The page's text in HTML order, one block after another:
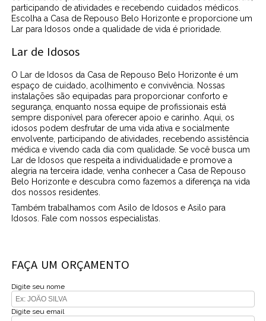
participando de atividades e recebendo cuidados médicos.
Escolha a Casa de Repouso Belo Horizonte e proporcione um
Lar para Idosos onde a qualidade de vida é prioridade.
Lar de Idosos
O Lar de Idosos da Casa de Repouso Belo Horizonte é um
espaço de cuidado, acolhimento e convivência. Nossas
instalações são equipadas para proporcionar conforto e
segurança, enquanto nossa equipe de profissionais está
sempre disponível para oferecer apoio e carinho. Aqui, os
idosos podem desfrutar de uma vida ativa e socialmente
envolvente, participando de atividades, recebendo assistência
médica e vivendo cada dia com qualidade. Se você busca um
Lar de Idosos que respeita a individualidade e promove a
alegria na terceira idade, venha conhecer a Casa de Repouso
Belo Horizonte e descubra como fazemos a diferença na vida
dos nossos residentes.
Também trabalhamos com Asilo de Idosos e Asilo para
Idosos. Fale com nossos especialistas.
FAÇA UM ORÇAMENTO
Digite seu nome
Digite seu email